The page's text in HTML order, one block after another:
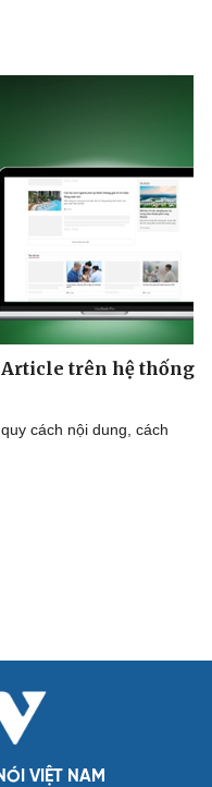
Thời trang
Sao Việt
trên hệ thống
cách nội dung, cách
VIỆT NAM